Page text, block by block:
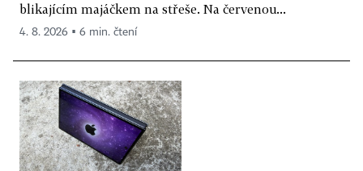
blikajícím majáčkem na střeše. Na červenou...
4. 8. 2026 ▪ 6 min. čtení